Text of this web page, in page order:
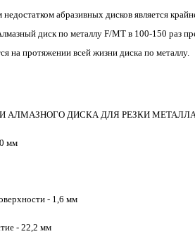
абразивных дисков является
диск по металлу F/MТ в 100-150 раз
на протяжении всей жизни диска по металлу.
АЛМАЗНОГО ДИСКА ДЛЯ РЕЗКИ
мм
- 1,6 мм
- 22,2 мм